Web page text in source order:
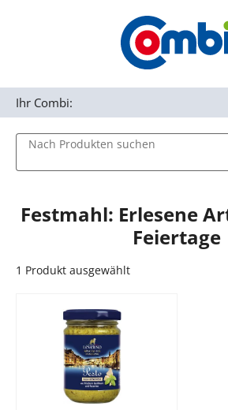
Zur Navigation springen
Nach Produkten suchen
Ihr Combi:
Festmahl: Erlesene
Feiertage
1 Produkt ausgewählt